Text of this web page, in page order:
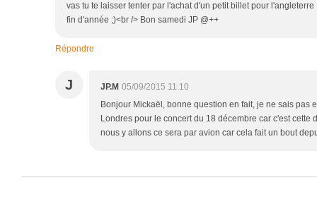
vas tu te laisser tenter par l'achat d'un petit billet pour
fin d'année ;)<br /> Bon samedi JP @++
Répondre
J JP.M 05/09/2015 11:10
Bonjour Mickaël, bonne question en fait, je ne sais pas
Londres pour le concert du 18 décembre car c'est cette
nous y allons ce sera par avion car cela fait un bout